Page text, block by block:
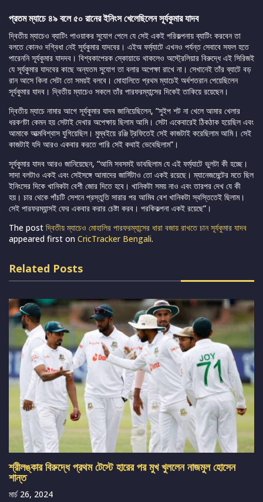
প্রতম ম্যাচে ৪৯ বলে ৫০ রানের ইনিংস খেলেছিলেন সূর্যকুমার যাদব
দ্বিতীয় ম্যাচেও ব্যাটিং পাওয়াকর সুযোগ পেলে যে সেই একই পরিকল্পনায় ব্যাটিং করবেন তা
বলতে কোনও দগ্বিধা নেই সূর্যকুমার যাদবের। এইঅ ফর্ম্যাটে এখনও পর্যন্ত সেবাবে সফল হতে
পারেননি সূর্যকুমার যাদদব। বিশ্বকাপেরক স্কোয়াডে থাকলেও অস্ট্রেলিয়ার বিরুদ্ধে এই সিরিজই
যে সূর্যকুমার যাদবের কাছে অন্যতম সুযোগ তা বলার অপেক্ষা রাখে না। সেখানেই তাঁর ব্যাটে বড়
রান আসে কিনা সেটা তো সময়ই বলবে। মোহালিতে প্রথম ম্যাচেই অর্ধশতরান পেয়েছিলেন
সূর্যকুমার যাদব। দ্বিতীয় ম্যাচেও সকলে তাঁর পারফরম্যান্সের দিকেই তাকিয়ে রয়েছেন।
দ্বিতীয় ম্যাচে নামার আগে সূর্যকুমার যাদব জানিয়েছিলেন, “সুইপ শট না খেলে আমার খেলার
ধরকণটা কেমন হয় সেটাই দেখার অপেক্ষায় ছিলাম আমি। সেটা একেবারেই ঠিকঠাক হয়েছিল এবং
আমাকে আত্মবিশ্বাস যুগিয়েছিল। মুম্বইয়ে রঞ্জি ট্রফিতেই সেই কাজটাই করেছিলাম আমি। সেই
কাজটাই যদি আরও একবার করতে পারি সেই কথাই ভেবেছিলাম”।
সূর্যকুমার যাদব আরও জানিয়েছেন, “আমি সবসমই ভাবছিলাম যে এই ফর্ম্যাটে ভুলটা কী হচ্ছে।
সাদা বলটাও একই এবং সেইসঙ্গে আমাদের জার্সিটাও তো একই রয়েছে। ম্যানেজমেন্টের মতে ছিল
ইনিংসের দিকে খানিকটা বেশী জোর দিতে হবে। খানিকটা সময় নাও এবং তারপর দেখ যে কী
হয়। চার থেকে পাঁচটি সেশনে প্রস্তুতি সারার পর আমিব বেশ খানিকটা স্বস্তিতেই ছিলাম।
সেই পারফরম্যান্সই ফের একবার করার চেষ্টা করব। পরকিকল্পনা একই রয়েছে”।
The post দ্বিতীয় ম্যাচেও মোহালির পারফরম্যান্সের ধারা বজায় রাখতে চান সূর্যকুমার যাদব
appeared first on CricTracker Bengali.
Related Posts
শ্রীলঙ্কার বিরুদ্ধে প্রথম টেস্টে হারের পর মুখ খুললেন নাজমুল হোসেন
শান্ত
মার্চ 26, 2024